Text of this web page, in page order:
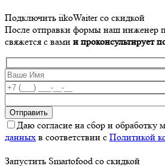
Подключить iikoWaiter со скидкой
После отправки формы наш инженер
свяжется с вами и проконсультирует
Даю согласие на сбор и обработку
данных в соответствии с Политикой
Запустить Smartofood со скидкой